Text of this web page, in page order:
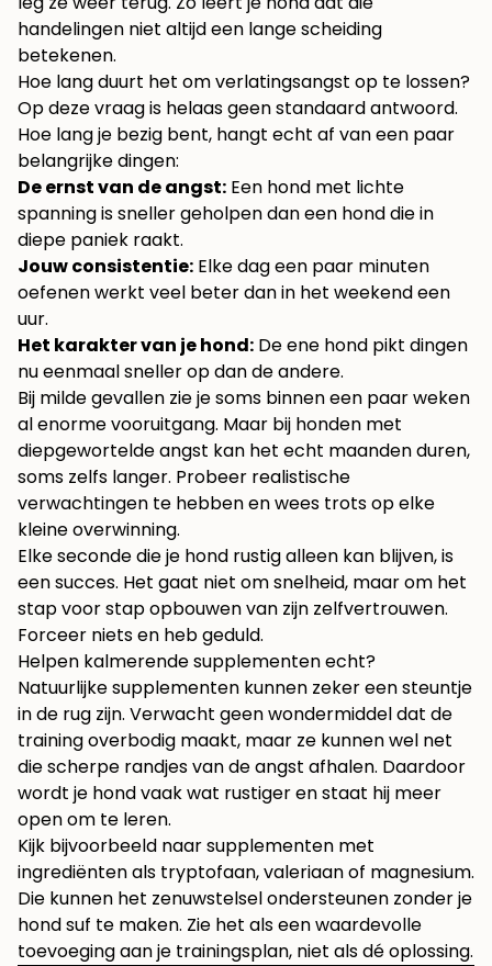
handelingen niet altijd een lange scheiding
betekenen.
Hoe lang duurt het om verlatingsangst op te lossen?
Op deze vraag is helaas geen standaard antwoord.
Hoe lang je bezig bent, hangt echt af van een paar
belangrijke dingen:
De ernst van de angst: Een hond met lichte
spanning is sneller geholpen dan een hond die in
diepe paniek raakt.
Jouw consistentie: Elke dag een paar minuten
oefenen werkt veel beter dan in het weekend een
uur.
Het karakter van je hond: De ene hond pikt dingen
nu eenmaal sneller op dan de andere.
Bij milde gevallen zie je soms binnen een paar weken
al enorme vooruitgang. Maar bij honden met
diepgewortelde angst kan het echt maanden duren,
soms zelfs langer. Probeer realistische
verwachtingen te hebben en wees trots op elke
kleine overwinning.
Elke seconde die je hond rustig alleen kan blijven, is
een succes. Het gaat niet om snelheid, maar om het
stap voor stap opbouwen van zijn zelfvertrouwen.
Forceer niets en heb geduld.
Helpen kalmerende supplementen echt?
Natuurlijke supplementen kunnen zeker een steuntje
in de rug zijn. Verwacht geen wondermiddel dat de
training overbodig maakt, maar ze kunnen wel net
die scherpe randjes van de angst afhalen. Daardoor
wordt je hond vaak wat rustiger en staat hij meer
open om te leren.
Kijk bijvoorbeeld naar supplementen met
ingrediënten als tryptofaan, valeriaan of magnesium.
Die kunnen het zenuwstelsel ondersteunen zonder je
hond suf te maken. Zie het als een waardevolle
toevoeging aan je trainingsplan, niet als dé oplossing.